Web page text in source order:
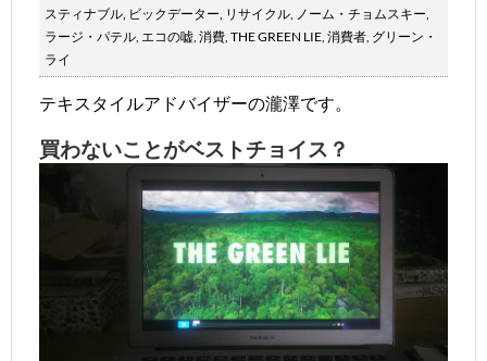
スティナブル, ビックデーター, リサイクル, ノーム・チョムスキー,
ラージ・パテル, エコの嘘, 消費, THE GREEN LIE, 消費者, グリーン・
ライ
テキスタイルアドバイザーの瀧澤です。
買わないことがベストチョイス？